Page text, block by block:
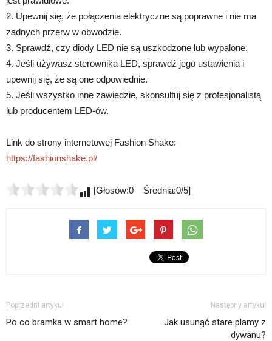
2. Upewnij się, że połączenia elektryczne są poprawne i nie ma
żadnych przerw w obwodzie.
3. Sprawdź, czy diody LED nie są uszkodzone lub wypalone.
4. Jeśli używasz sterownika LED, sprawdź jego ustawienia i
upewnij się, że są one odpowiednie.
5. Jeśli wszystko inne zawiedzie, skonsultuj się z profesjonalistą
lub producentem LED-ów.
Link do strony internetowej Fashion Shake:
https://fashionshake.pl/
[Głosów:0 Średnia:0/5]
Poprzedni artykuł
Po co bramka w smart home?
Następny artykuł
Jak usunąć stare plamy z
dywanu?